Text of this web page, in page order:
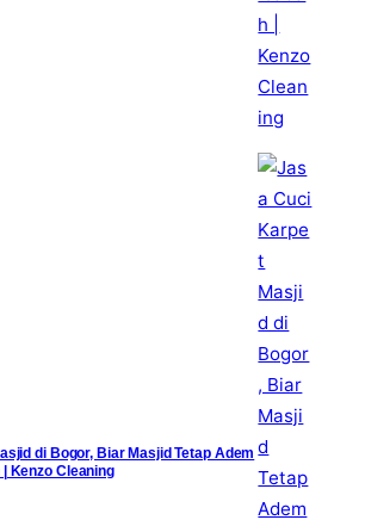
di Bogor, Biar Masjid Tetap Adem
Kenzo Cleaning